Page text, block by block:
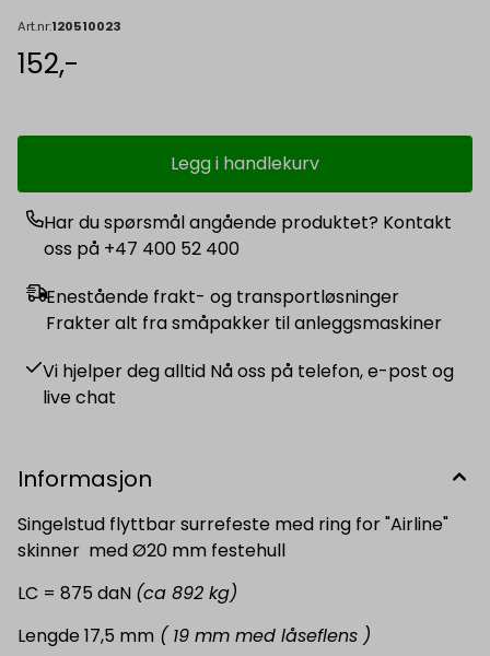
Art.nr:120510023
152,-
Legg i handlekurv
Har du spørsmål angående produktet? Kontakt
oss på +47 400 52 400
Enestående frakt- og transportløsninger
Frakter alt fra småpakker til anleggsmaskiner
Vi hjelper deg alltid Nå oss på telefon, e-post og
live chat
Informasjon
Singelstud flyttbar surrefeste med ring for "Airline"
skinner med Ø20 mm festehull
LC = 875 daN (ca 892 kg)
Lengde 17,5 mm ( 19 mm med låseflens )